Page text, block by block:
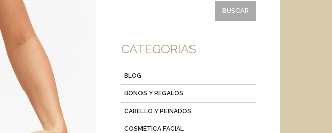
CATEGORIAS
BLOG
BONOS Y REGALOS
CABELLO Y PEINADOS
COSMÉTICA FACIAL